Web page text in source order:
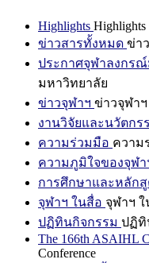
Highlights Highlights
ข่าวสารทั้งหมด ข่า
ประกาศจุฬาลงกร
มหาวิทยาลัย
ข่าวจุฬาฯ ข่าวจุฬาฯ
งานวิจัยและนวัตกร
ความร่วมมือ ความ
ความภูมิใจของจุฬา
การศึกษาและหลักสู
จุฬาฯ ในสื่อ จุฬาฯ
ปฏิทินกิจกรรม ปฏิทิ
The 166th ASAIHL
Conference